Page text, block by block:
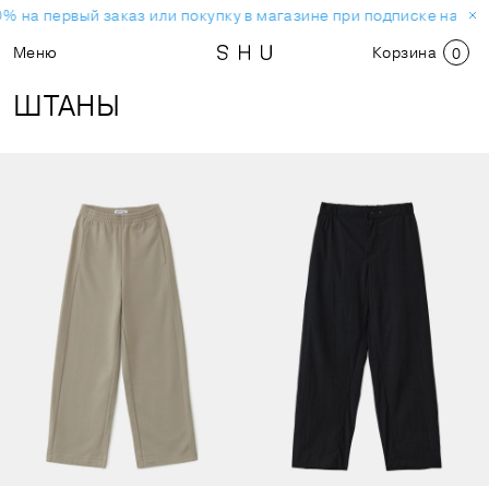
на первый заказ или покупку в магазине при подписке на
Меню
Корзина 0
ШТАНЫ